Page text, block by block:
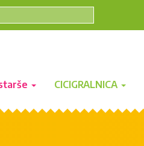
CICIGRALNICA